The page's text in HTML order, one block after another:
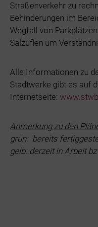
Straßenverkehr zu
Behinderungen im
Wegfall von
Salzuflen um
Alle Informationen zu
Stadtwerke gibt es auf
Internetseite:
Anmerkung zu den
grün: bereits
gelb: derzeit in Arbeit